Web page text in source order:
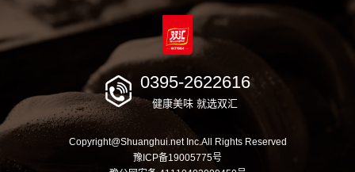
0395-2622616
健康美味 就选双汇
Copyright@Shuanghui.net Inc.All Rights Reserved
豫ICP备19005775号